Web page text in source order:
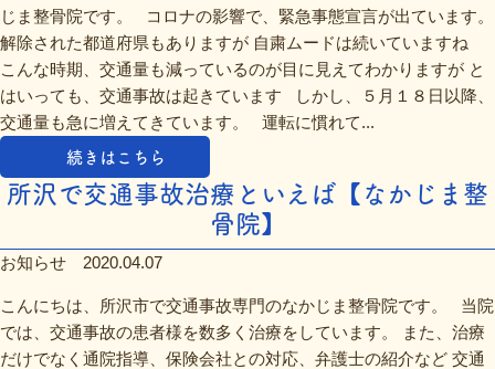
じま整骨院です。 コロナの影響で、緊急事態宣言が出ています。
解除された都道府県もありますが 自粛ムードは続いていますね
こんな時期、交通量も減っているのが目に見えてわかりますが と
はいっても、交通事故は起きています しかし、５月１８日以降、
交通量も急に増えてきています。 運転に慣れて...
続きはこちら
所沢で交通事故治療といえば【なかじま整
骨院】
お知らせ 2020.04.07
こんにちは、所沢市で交通事故専門のなかじま整骨院です。 当院
では、交通事故の患者様を数多く治療をしています。 また、治療
だけでなく通院指導、保険会社との対応、弁護士の紹介など 交通